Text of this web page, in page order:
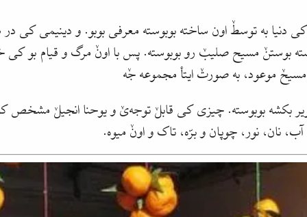
دنیا به توسطٚ اون ساخته بوبوسته معرفی بوبو. و دینیمی کی
مسیح صلیبٚ رو بوبوسته. پس با اونٚ مرگ و قیام بو کی خو
موعود، به صورتٚ ایتأ مجموعه جٚه
بکشه بوبوسته. چیزی کی قابلٚ توجه‌یٚ و یوحنا انجیلٚ مشخص
نان، نور، چوپان و برّه، تاک و اونٚ میوه.